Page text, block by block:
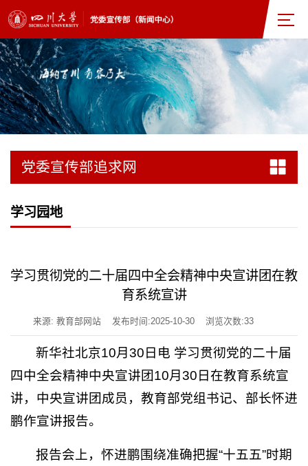
党委宣传部追求网
学习园地
学习贯彻党的二十届四中全会精神中央宣讲团在教
育系统宣讲
来源: 教育部网站 发布时间:2025-10-30 浏览次数:33
新华社北京10月30日电 学习贯彻党的二十届
四中全会精神中央宣讲团10月30日在教育系统宣
讲，中央宣讲团成员，教育部党组书记、部长怀进
鹏作宣讲报告。
报告会上，怀进鹏围绕准确把握“十五五”时期